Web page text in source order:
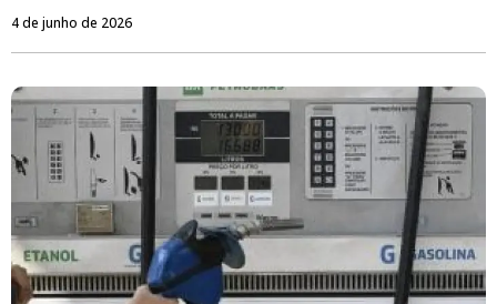
4 de junho de 2026